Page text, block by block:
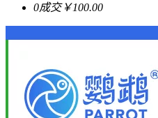
0成交￥100.00